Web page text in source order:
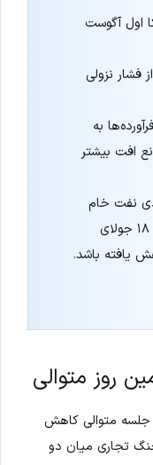
اول آگوست
فشار نزولی
به
افت بیشتر
نفت خام
آمریکا در هفته منتهی به ۱۸ جولای
روز متوالی
جلسه متوالی کاهش
جنگ تجاری میان دو